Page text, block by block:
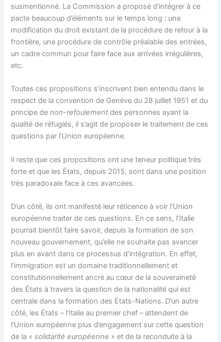
susmentionné. La Commission a proposé d’intégrer à ce
pacte beaucoup d’éléments sur le temps long : une
modification du droit existant de la procédure de retour à la
frontière, une procédure de contrôle préalable des entrées,
un cadre commun pour faire face aux arrivées irrégulières,
etc.
Toutes ces propositions s’inscrivent bien entendu dans le
respect de la convention de Genève du 28 juillet 1951 et du
principe denon-refoulement des personnes ayant la
qualité de réfugiés, il s’agit de proposer le traitement de ces
questions par l’Union européenne.
Il reste que ces propositions ont une teneur politique très
forte et que les États, depuis 2015, sont dans une position
très paradoxale face à ces avancées.
D’un côté, ils ont manifesté leur réticence à voir l’Union
européenne traiter de ces questions. En ce sens, l’Italie
pourrait bientôt faire savoir, depuis la formation de son
nouveau gouvernement, qu’elle ne souhaite pas avancer
plus en avant dans ce processus d’intégration. En effet,
l’immigration est un domaine traditionnellement et
constitutionnellement ancré au cœur de la souveraineté
des États à travers la question de la nationalité qui est
centrale dans la formation des États-Nations. D’un autre
côté, les États – l’Italie au premier chef – attendent de
l’Union européenne plus d’engagement sur cette question
de la «solidarité européenne » et de la reconduite à la